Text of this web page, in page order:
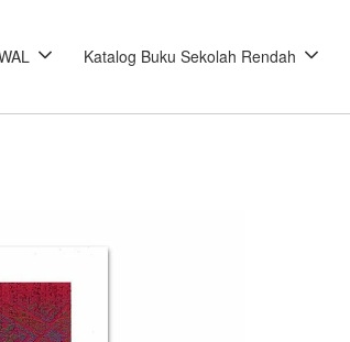
Katalog Buku Sekolah Rendah